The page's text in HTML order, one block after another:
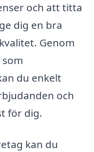
och att titta
dig en bra
Genom
du enkelt
och
för dig.
kan du